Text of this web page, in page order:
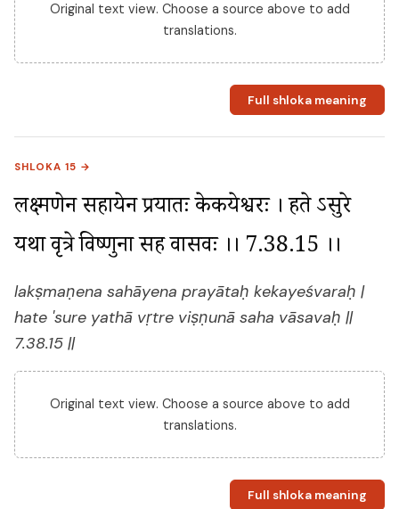
Original text view. Choose a source above to add
translations.
Full shloka meaning
SHLOKA 15 →
लक्ष्मणेन सहायेन प्रयातः केकयेश्वरः । हते ऽसुरे
यथा वृत्रे विष्णुना सह वासवः ।। 7.38.15 ।।
lakṣmaṇena sahāyena prayātaḥ kekayeśvaraḥ |
hate 'sure yathā vṛtre viṣṇunā saha vāsavaḥ ||
7.38.15 ||
Original text view. Choose a source above to add
translations.
Full shloka meaning